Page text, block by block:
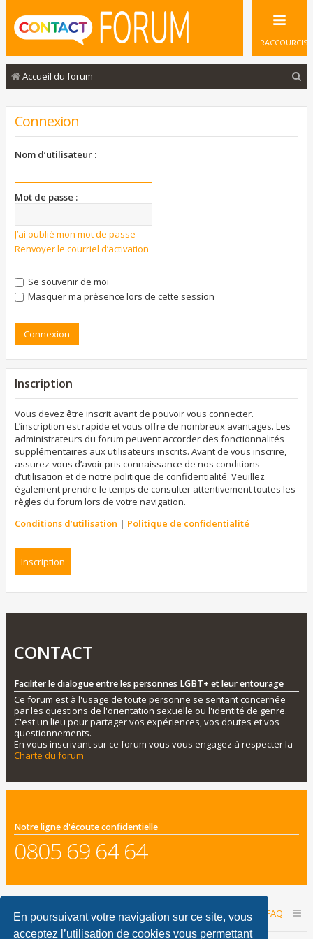
En poursuivant votre navigation sur ce site, vous
acceptez l’utilisation de cookies vous permettant
RACCOURCIS
Accueil du forum
Connexion
Nom d’utilisateur :
Mot de passe :
J’ai oublié mon mot de passe
Renvoyer le courriel d’activation
Se souvenir de moi
Masquer ma présence lors de cette session
Inscription
Vous devez être inscrit avant de pouvoir vous connecter.
L’inscription est rapide et vous offre de nombreux avantages. Les
administrateurs du forum peuvent accorder des fonctionnalités
supplémentaires aux utilisateurs inscrits. Avant de vous inscrire,
assurez-vous d’avoir pris connaissance de nos conditions
d’utilisation et de notre politique de confidentialité. Veuillez
également prendre le temps de consulter attentivement toutes les
règles du forum lors de votre navigation.
Conditions d’utilisation | Politique de confidentialité
Inscription
CONTACT
Faciliter le dialogue entre les personnes LGBT+ et leur entourage
Ce forum est à l'usage de toute personne se sentant concernée
par les questions de l'orientation sexuelle ou l'identité de genre.
C'est un lieu pour partager vos expériences, vos doutes et vos
questionnements.
En vous inscrivant sur ce forum vous vous engagez à respecter la
Charte du forum
Notre ligne d'écoute confidentielle
0805 69 64 64
Accueil du forum FAQ
Nous contacter